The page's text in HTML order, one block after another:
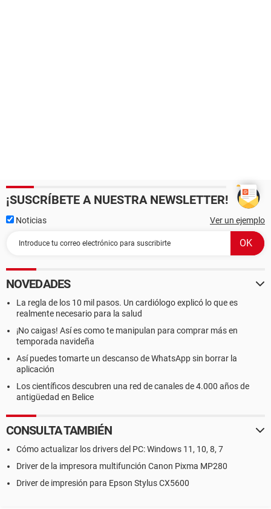
¡SUSCRÍBETE A NUESTRA NEWSLETTER!
Noticias Ver un ejemplo
NOVEDADES
La regla de los 10 mil pasos. Un cardiólogo explicó lo que es
realmente necesario para la salud
¡No caigas! Así es como te manipulan para comprar más en
temporada navideña
Así puedes tomarte un descanso de WhatsApp sin borrar la
aplicación
Los científicos descubren una red de canales de 4.000 años de
antigüedad en Belice
CONSULTA TAMBIÉN
Cómo actualizar los drivers del PC: Windows 11, 10, 8, 7
Driver de la impresora multifunción Canon Pixma MP280
Driver de impresión para Epson Stylus CX5600